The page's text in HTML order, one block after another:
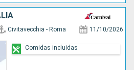
Civitavecchia - Roma 11/10/2026
Comidas incluidas